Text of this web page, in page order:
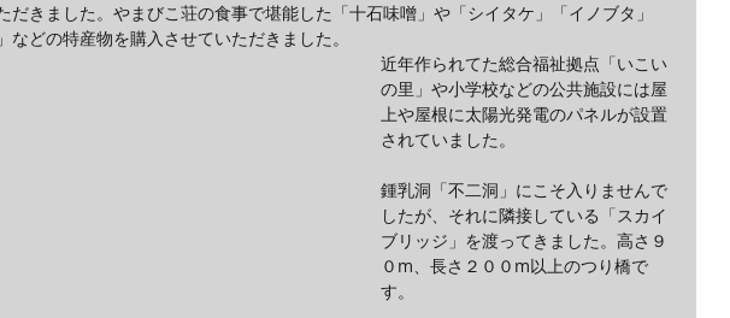
だきました。やまびこ荘の食事で堪能した「十石味噌」や「シイタケ」「イノブタ」
などの特産物を購入させていただきました。
近年作られてた総合福祉拠点「いこい
の里」や小学校などの公共施設には屋
上や屋根に太陽光発電のパネルが設置
されていました。
鍾乳洞「不二洞」にこそ入りませんで
したが、それに隣接している「スカイ
ブリッジ」を渡ってきました。高さ９
０m、長さ２００m以上のつり橋で
す。